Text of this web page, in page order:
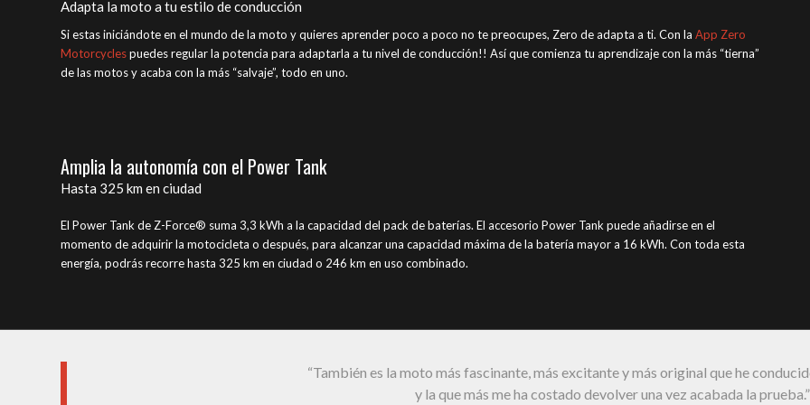
Adapta la moto a tu estilo de conducción
Si estas iniciándote en el mundo de la moto y quieres aprender poco a poco no te preocupes, Zero de adapta a ti. Con la App Zero
Motorcyclespuedes regular la potencia para adaptarla a tu nivel de conducción!! Así que comienza tu aprendizaje con la más “tierna”
de las motos y acaba con la más “salvaje”, todo en uno.
Amplia la autonomía con el Power Tank
Hasta 325 km en ciudad
El Power Tank de Z-Force® suma 3,3 kWh a la capacidad del pack de baterías. El accesorio Power Tank puede añadirse en el
momento de adquirir la motocicleta o después, para alcanzar una capacidad máxima de la batería mayor a 16 kWh. Con toda esta
energía, podrás recorre hasta 325 km en ciudad o 246 km en uso combinado.
“También es la moto más fascinante, más excitante y más original que he
y la que más me ha costado devolver una vez acabada la prueba.”